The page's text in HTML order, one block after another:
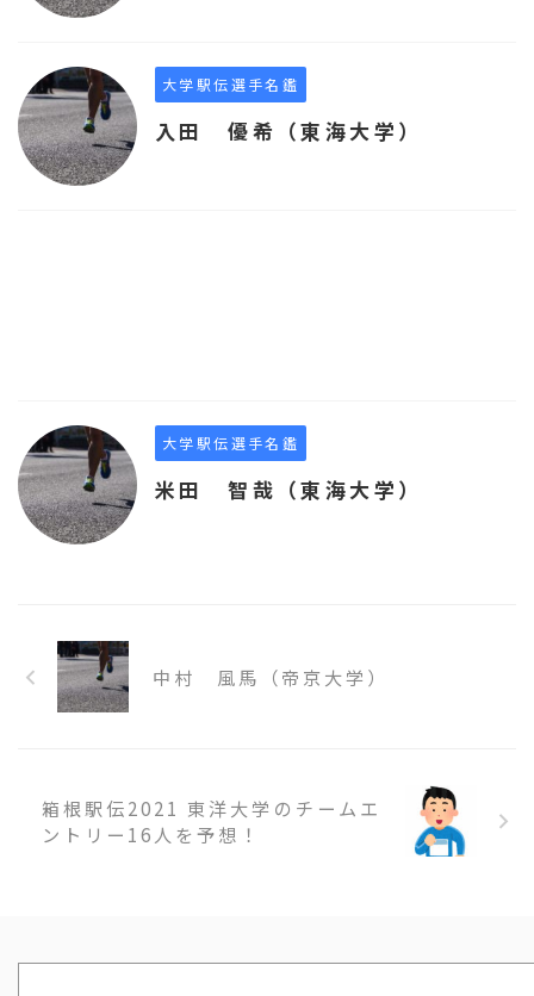
大学駅伝選手名鑑
入田 優希（東海大学）
大学駅伝選手名鑑
米田 智哉（東海大学）
中村 風馬（帝京大学）
箱根駅伝2021 東洋大学のチームエ
ントリー16人を予想！